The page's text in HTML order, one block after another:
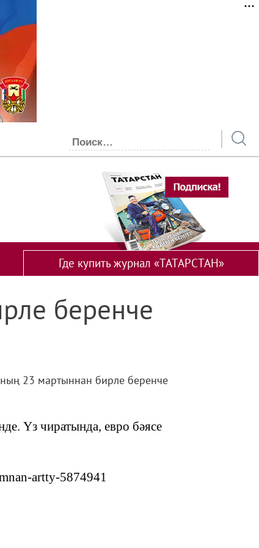
Где купить журнал «ТАТАРСТАН»
беренче
23 мартыннан бирле беренче
Үз чиратында, евро бәясе
artty-5874941